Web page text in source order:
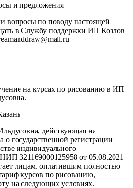
и предложения
вопросы по поводу настоящей
в Службу поддержки ИП Козлов
на курсах по рисованию в ИП
действующая на
о государственной регистрации
индивидуального
321169000125958 от 05.08.2021
лицам, оплатившим полностью
курсов по рисованию,
на следующих условиях.